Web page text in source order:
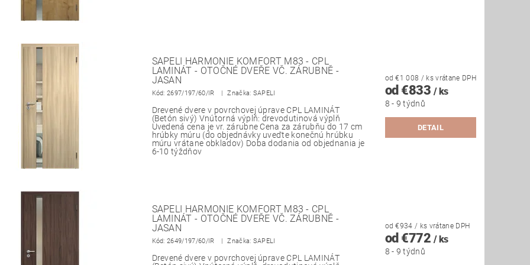
SAPELI HARMONIE KOMFORT M83 - CPL
LAMINÁT - OTOČNÉ DVEŘE VČ. ZÁRUBNĚ -
JASAN
Kód:2697/197/60/IR Značka: SAPELI
Drevené dvere v povrchovej úprave CPL LAMINÁT
(Betón sivý) Vnútorná výplň: drevodutinová výplň
Uvedená cena je vr. zárubne Cena za zárubňu do 17 cm
hrúbky múru (do objednávky uveďte konečnú hrúbku
múru vrátane obkladov) Doba dodania od objednania je
6-10 týždňov
od €1 008 / ks vrátane DPH
od €833 / ks
8 - 9 týdnů
DETAIL
SAPELI HARMONIE KOMFORT M83 - CPL
LAMINÁT - OTOČNÉ DVEŘE VČ. ZÁRUBNĚ -
JASAN
Kód:2649/197/60/IR Značka: SAPELI
Drevené dvere v povrchovej úprave CPL LAMINÁT
od €934/ ks vrátane DPH
od €772 / ks
8 - 9 týdnů